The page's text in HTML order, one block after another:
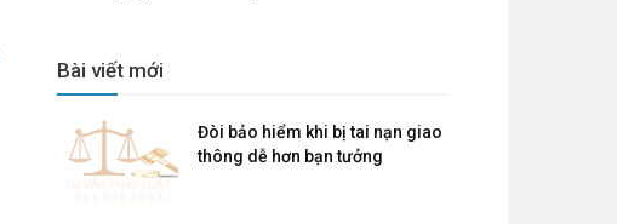
Bài viết mới
Đòi bảo hiểm khi bị tai nạn giao
thông dễ hơn bạn tưởng